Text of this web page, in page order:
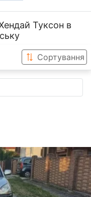
Туксон в
Сортування